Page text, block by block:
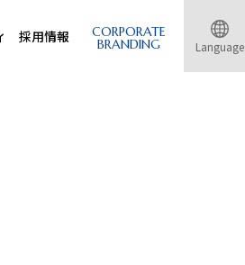
採用情報 CORPORATE
BRANDING Language